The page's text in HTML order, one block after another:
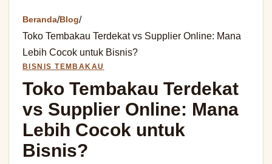
Beranda/Blog/
Toko Tembakau Terdekat vs Supplier Online: Mana
Lebih Cocok untuk Bisnis?
BISNIS TEMBAKAU
Toko Tembakau Terdekat
vs Supplier Online: Mana
Lebih Cocok untuk
Bisnis?